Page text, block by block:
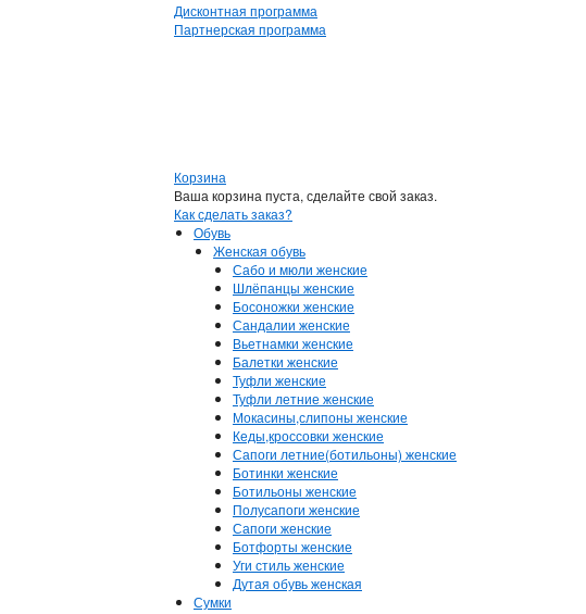
Дисконтная программа
Партнерская программа
Корзина
Ваша корзина пуста, сделайте свой заказ.
Как сделать заказ?
Обувь
Женская обувь
Сабо и мюли женские
Шлёпанцы женские
Босоножки женские
Сандалии женские
Вьетнамки женские
Балетки женские
Туфли женские
Туфли летние женские
Мокасины,слипоны женские
Кеды,кроссовки женские
Сапоги летние(ботильоны) женские
Ботинки женские
Ботильоны женские
Полусапоги женские
Сапоги женские
Ботфорты женские
Уги стиль женские
Дутая обувь женская
Сумки